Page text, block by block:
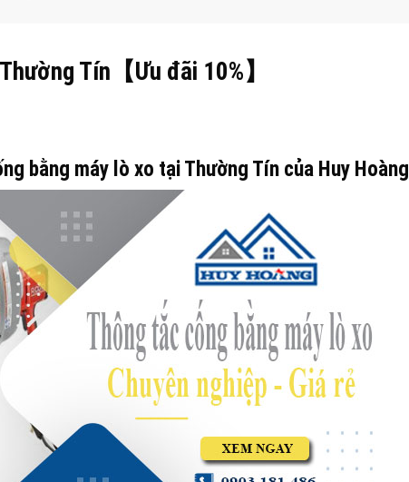
Tín【Ưu đãi 10%】
bằng máy lò xo tại Thường Tín của Huy Hoàng